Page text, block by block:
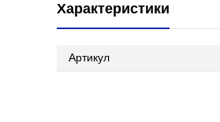
Характеристики
Артикул